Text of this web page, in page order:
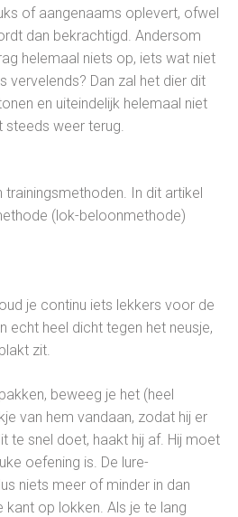
of aangenaams oplevert, ofwel
dan bekrachtigd. Andersom
helemaal niets op, iets wat niet
vervelends? Dan zal het dier dit
en uiteindelijk helemaal niet
steeds weer terug.
In dit artikel
(lok-beloonmethode)
je continu iets lekkers voor de
echt heel dicht tegen het neusje,
zit.
beweeg je het (heel
van hem vandaan, zodat hij er
te snel doet, haakt hij af. Hij moet
oefening is. De lure-
niets meer of minder in dan
kant op lokken. Als je te lang